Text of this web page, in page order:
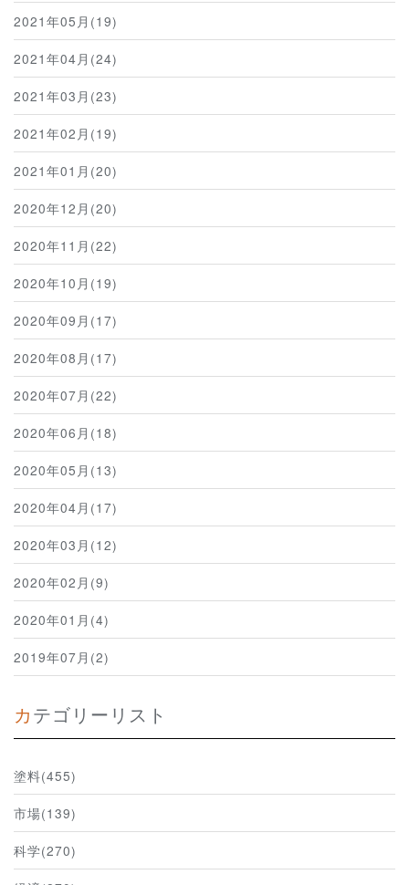
2021年05月(19)
2021年04月(24)
2021年03月(23)
2021年02月(19)
2021年01月(20)
2020年12月(20)
2020年11月(22)
2020年10月(19)
2020年09月(17)
2020年08月(17)
2020年07月(22)
2020年06月(18)
2020年05月(13)
2020年04月(17)
2020年03月(12)
2020年02月(9)
2020年01月(4)
2019年07月(2)
カテゴリーリスト
塗料(455)
市場(139)
科学(270)